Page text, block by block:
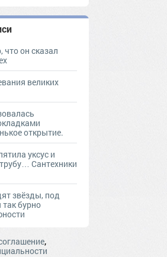
что он сказал
великих
открытие.
уксус и
Сантехники
звёзды, под
бурно
,